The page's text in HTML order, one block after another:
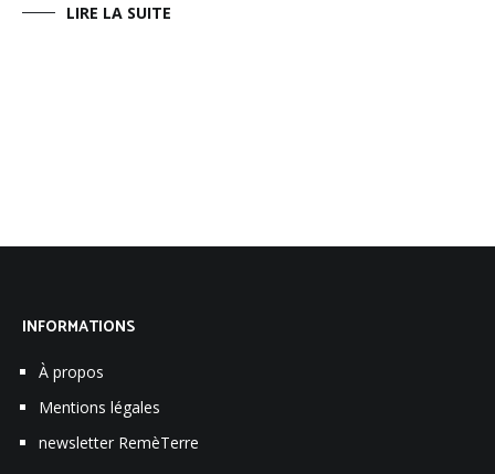
LIRE LA SUITE
INFORMATIONS
À propos
Mentions légales
newsletter RemèTerre